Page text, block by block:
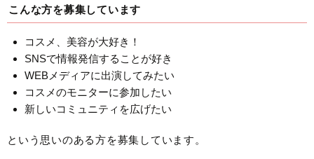
こんな方を募集しています
コスメ、美容が大好き！
SNSで情報発信することが好き
WEBメディアに出演してみたい
コスメのモニターに参加したい
新しいコミュニティを広げたい
という思いのある方を募集しています。